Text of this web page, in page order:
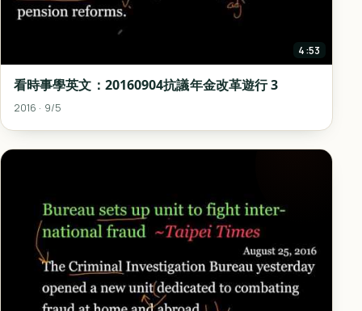
4:53
看時事學英文：20160904抗議年金改革遊行 3
2016 · 9/5